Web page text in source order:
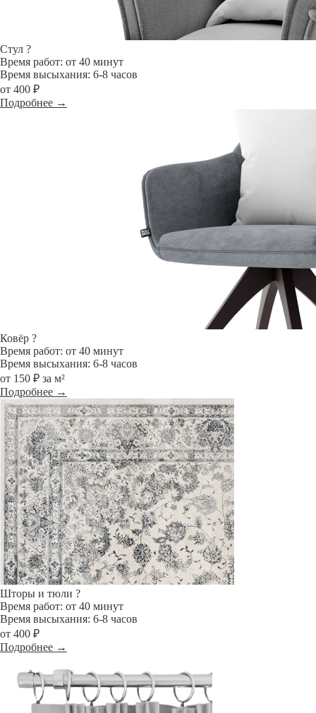
Стул ?
Время работ: от 40 минут
Время высыхания: 6-8 часов
от 400 ₽
Подробнее →
Ковёр ?
Время работ: от 40 минут
Время высыхания: 6-8 часов
от 150 ₽ за м²
Подробнее →
Шторы и тюли ?
Время работ: от 40 минут
Время высыхания: 6-8 часов
от 400 ₽
Подробнее →